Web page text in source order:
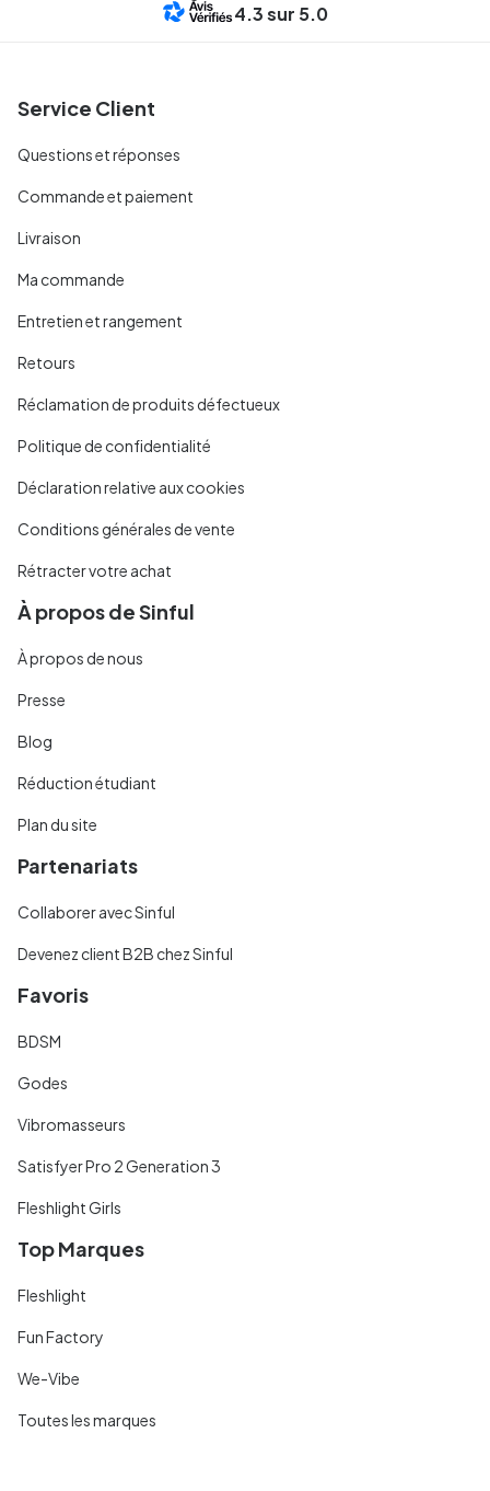
4.3sur 5.0
Service Client
Questions et réponses
Commande et paiement
Livraison
Ma commande
Entretien et rangement
Retours
Réclamation de produits défectueux
Politique de confidentialité
Déclaration relative aux cookies
Conditions générales de vente
Rétracter votre achat
À propos de Sinful
À propos de nous
Presse
Blog
Réduction étudiant
Plan du site
Partenariats
Collaborer avec Sinful
Devenez client B2B chez Sinful
Favoris
BDSM
Godes
Vibromasseurs
Satisfyer Pro 2 Generation 3
Fleshlight Girls
Top Marques
Fleshlight
Fun Factory
We-Vibe
Toutes les marques